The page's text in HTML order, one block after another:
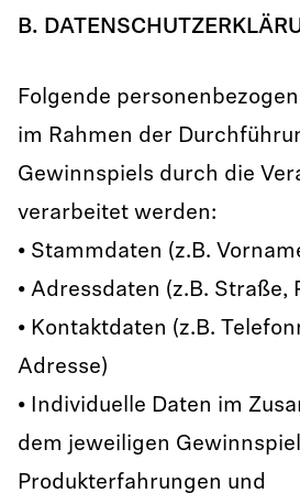
B.
Folgende
im Rahmen der
Gewinnspiels durch die
verarbeitet werden:
• Stammdaten (z.B.
• Adressdaten (z.B. Straße,
• Kontaktdaten (z.B.
Adresse)
• Individuelle Daten im
dem jeweiligen
Produkterfahrungen und